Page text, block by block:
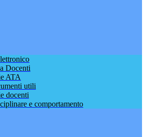
Docenti
ATA
utili
docenti
e comportamento